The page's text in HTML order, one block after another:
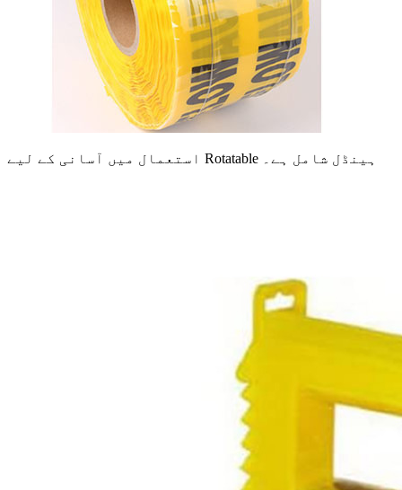
استعمال میں آسانی کے لیے Rotatable ہینڈل شامل ہے۔